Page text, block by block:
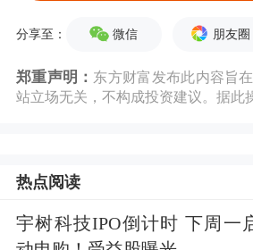
中行的A股总市值。
还是熟悉的名单，熟悉
腾为2500亿元，马云家族
的财富。
分享至： 微信 朋友圈
郑重声明： 东方财富发布此内容旨
站立场无关，不构成投资建议。据此
热点阅读
宇树科技IPO倒计时 下周一